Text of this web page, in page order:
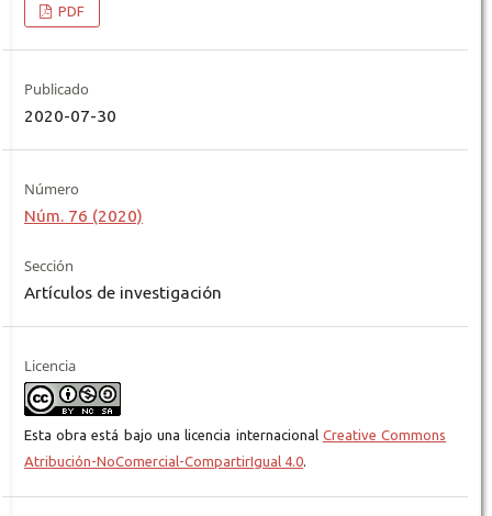
PDF
Publicado
2020-07-30
Número
Núm. 76 (2020)
Sección
Artículos de investigación
Licencia
Esta obra está bajo una licencia internacional Creative Commons
Atribución-NoComercial-CompartirIgual 4.0.